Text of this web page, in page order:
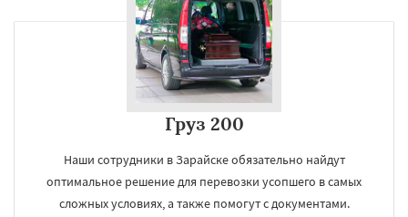
Груз 200
Наши сотрудники в Зарайске обязательно найдут
оптимальное решение для перевозки усопшего в самых
сложных условиях, а также помогут с документами.